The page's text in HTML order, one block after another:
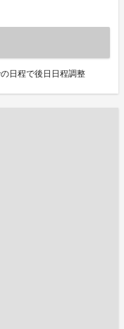
日程で後日日程調整